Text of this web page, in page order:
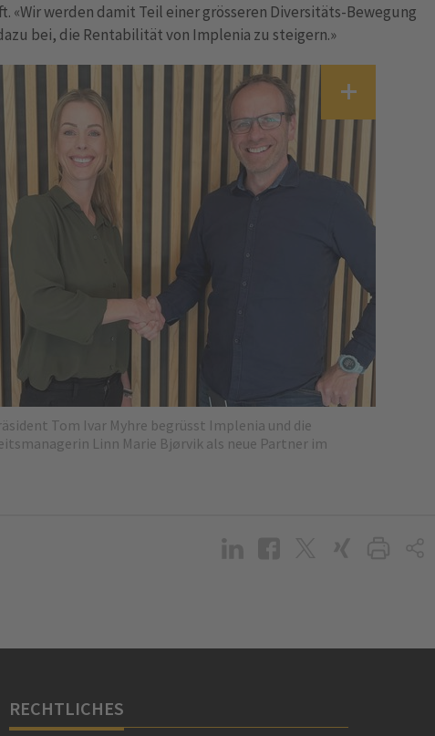
«Wir werden damit Teil einer grösseren Diversitäts-Bewegung
bei, die Rentabilität von Implenia zu steigern.»
Tom Ivar Myhre begrüsst Implenia und die
Linn Marie Bjørvik als neue Partner im
RECHTLICHES